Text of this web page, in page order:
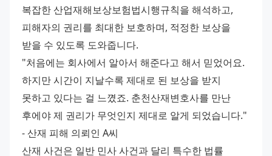
복잡한 산업재해보상보험법시행규칙을 해석하고,
피해자의 권리를 최대한 보호하며, 적정한 보상을
받을 수 있도록 도와줍니다.
"처음에는 회사에서 알아서 해준다고 해서 믿었어요.
하지만 시간이 지날수록 제대로 된 보상을 받지
못하고 있다는 걸 느꼈죠. 춘천산재변호사를 만난
후에야 제 권리가 무엇인지 제대로 알게 되었습니다."
- 산재 피해 의뢰인 A씨
산재 사건은 일반 민사 사건과 달리 특수한 법률